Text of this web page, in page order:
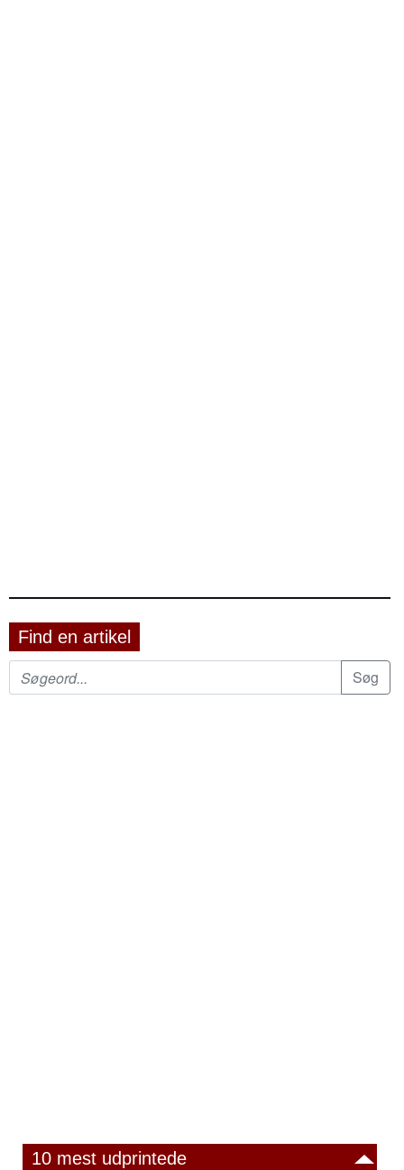
Find en artikel
10 mest udprintede